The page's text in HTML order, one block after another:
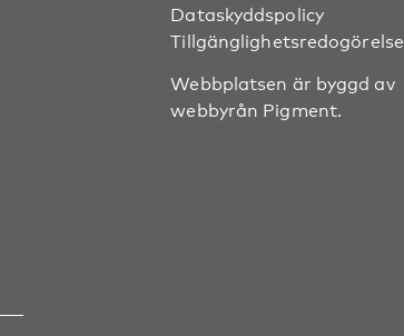
Dataskyddspolicy
Tillgänglighetsredogörelse
Webbplatsen är byggd av
webbyrån Pigment.